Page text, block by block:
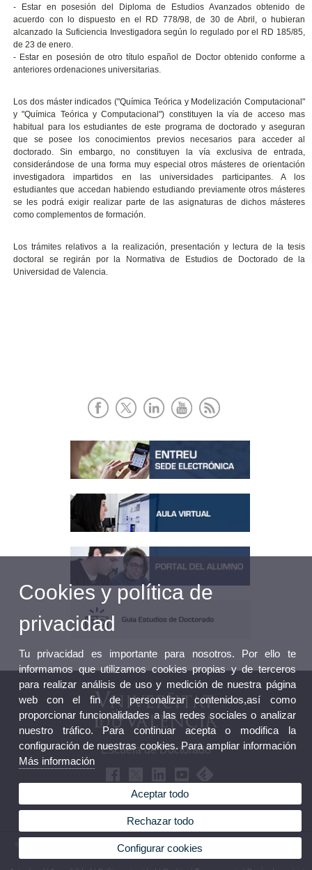
- Estar en posesión del Diploma de Estudios Avanzados obtenido de
acuerdo con lo dispuesto en el RD 778/98, de 30 de Abril, o hubieran
alcanzado la Suficiencia Investigadora según lo regulado por el RD 185/85,
de 23 de enero.
- Estar en posesión de otro título español de Doctor obtenido conforme a
anteriores ordenaciones universitarias.
Los dos máster indicados ("Química Teórica y Modelización Computacional"
y "Química Teórica y Computacional") constituyen la vía de acceso mas
habitual para los estudiantes de este programa de doctorado y aseguran
que se posee los conocimientos previos necesarios para acceder al
doctorado. Sin embargo, no constituyen la vía exclusiva de entrada,
considerándose de una forma muy especial otros másteres de orientación
investigadora impartidos en las universidades participantes. A los
estudiantes que accedan habiendo estudiando previamente otros másteres
se les podrá exigir realizar parte de las asignaturas de dichos másteres
como complementos de formación.
Los trámites relativos a la realización, presentación y lectura de la tesis
doctoral se regirán por la Normativa de Estudios de Doctorado de la
Universidad de Valencia.
Escuela de Doctorado
© 2026 UV. - Edificio Rectorado nivel 0 - Av. Blasco Ibáñez, 13. 46010 Valencia (España).
Teléfono: (+34) 96 398 30 06
Cookies y política de
privacidad
Tu privacidad es importante para nosotros. Por ello te
informamos que utilizamos cookies propias y de terceros
para realizar análisis de uso y medición de nuestra página
web con el fin de personalizar contenidos,así como
proporcionar funcionalidades a las redes sociales o analizar
nuestro tráfico. Para continuar acepta o modifica la
configuración de nuestras cookies. Para ampliar información
Más información
Aceptar todo
Rechazar todo
Configurar cookies